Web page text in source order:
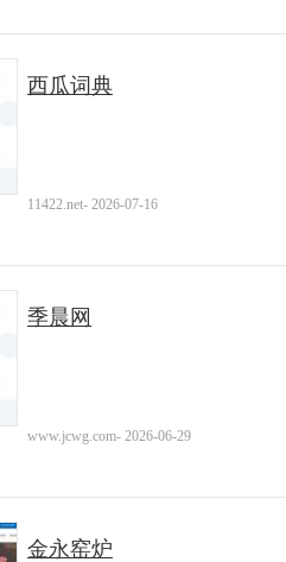
西瓜词典
11422.net- 2026-07-16
季晨网
www.jcwg.com- 2026-06-29
金永窑炉